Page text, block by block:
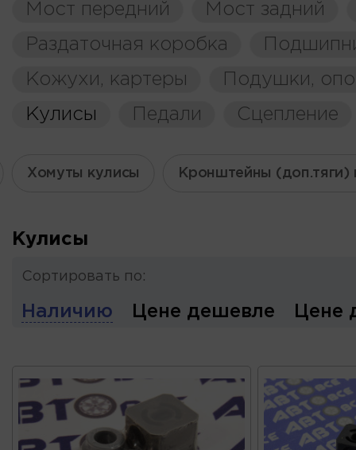
Мост передний
Мост задний
Раздаточная коробка
Кожухи, картеры
Подушки,
Кулисы
Педали Сцепление
Хомуты кулисы Кронштейны (доп.тяги)
Кулисы
Сортировать по:
Наличию Цене дешевле Цене